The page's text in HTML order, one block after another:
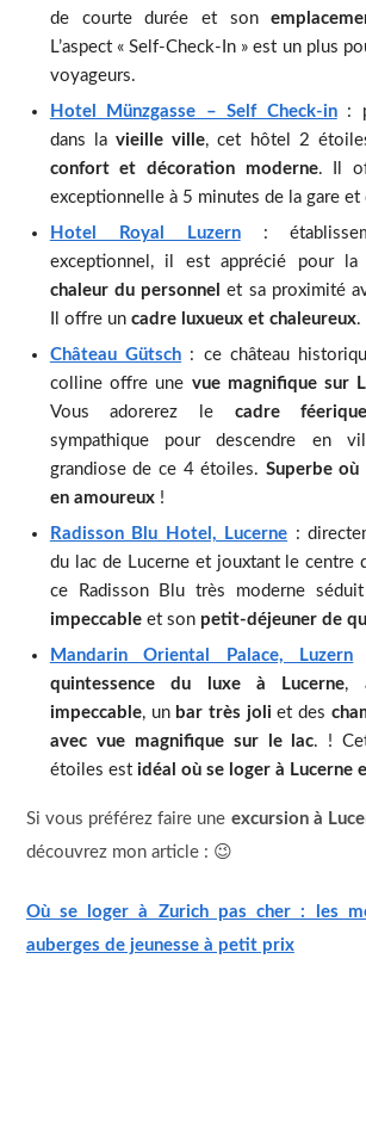
de courte durée et son
L’aspect « Self-Check-In » est un plus
voyageurs.
Hotel Münzgasse – Self Check-in:
dans lavieille ville, cet hôtel 2
confort et décoration moderne. Il
exceptionnelle à 5 minutes de la gare et
Hotel Royal Luzern:
exceptionnel, il est apprécié pour
chaleur du personnel et sa proximité
Il offre un cadre luxueux et chaleureux.
Château Gütsch : ce château
colline offre une vue magnifique sur
Vous adorerez le cadre féerique
sympathique pour descendre en
grandiose de ce 4 étoiles. Superbe
en amoureux!
Radisson Blu Hotel, Lucerne :
du lac de Lucerne et jouxtant le centre
ce Radisson Blu très moderne
impeccableet son petit-déjeuner de
Mandarin Oriental Palace, Luzern
quintessence du luxe à Lucerne,
impeccable, un bar très joli et des
avec vue magnifique sur le lac. !
étoiles est idéal où se loger à Lucerne
Si vous préférez faire une excursion à
découvrez mon article : 😉
Où se loger à Zurich pas cher : les
auberges de jeunesse à petit prix